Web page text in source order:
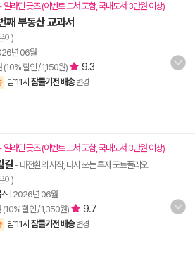
알라딘 굿즈 (이벤트 도서 포함, 국내도서 3만원 이상)
째 부동산 교과서
이)
년 06월
(10% 할인 / 1,150원) 9.3
밤 11시 잠들기전 배송 변경
알라딘 굿즈 (이벤트 도서 포함, 국내도서 3만원 이상)
길 - 대전환의 시작, 다시 쓰는 투자 포트폴리오
이)
| 2026년 06월
(10% 할인 / 1,350원) 9.7
밤 11시 잠들기전 배송 변경